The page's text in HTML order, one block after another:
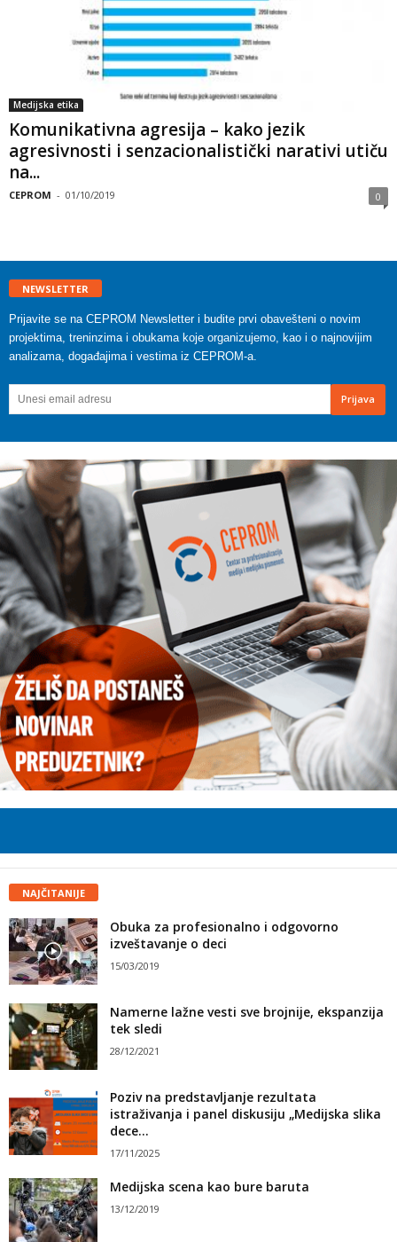
Medijska etika
Komunikativna agresija – kako jezik
agresivnosti i senzacionalistički narativi utiču
na...
CEPROM - 01/10/2019 0
NEWSLETTER
Prijavite se na CEPROM Newsletter i budite prvi obavešteni o novim
projektima, treninzima i obukama koje organizujemo, kao i o najnovijim
analizama, događajima i vestima iz CEPROM-a.
NAJČITANIJE
Obuka za profesionalno i odgovorno
izveštavanje o deci
15/03/2019
Namerne lažne vesti sve brojnije, ekspanzija
tek sledi
28/12/2021
Poziv na predstavljanje rezultata
istraživanja i panel diskusiju „Medijska slika
dece...
17/11/2025
Medijska scena kao bure baruta
13/12/2019